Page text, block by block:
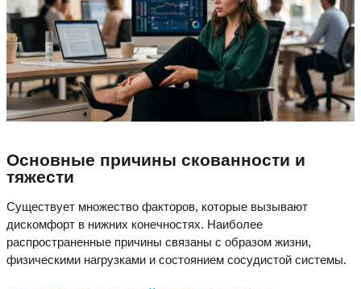
Основные причины скованности и
тяжести
Существует множество факторов, которые вызывают
дискомфорт в нижних конечностях. Наиболее
распространенные причины связаны с образом жизни,
физическими нагрузками и состоянием сосудистой системы.